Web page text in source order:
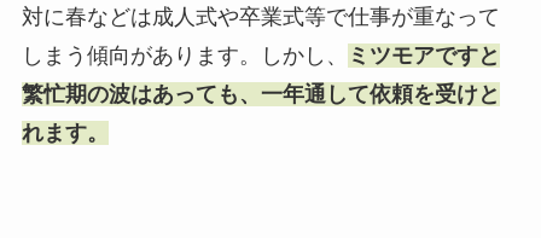
対に春などは成人式や卒業式等で仕事が重なって
しまう傾向があります。しかし、
ミツモアですと
繁忙期の波はあっても、一年通して依頼を受けと
れます。